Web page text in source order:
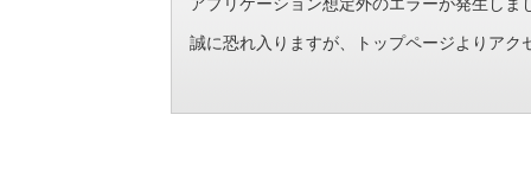
誠に恐れ入りますが、トップページよりアク